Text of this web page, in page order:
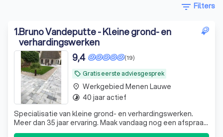
filter_list Filters
1.Bruno Vandeputte - Kleine grond- en
verhardingswerken
local_offer Gratis eerste adviesgesprek
(19)
9,4
Specialisatie van kleine grond- en verhardingswerken.
Meer dan 35 jaar ervaring. Maak vandaag nog een afspraak
en wij komen zo vlug mogelijk eens langs. Bel 0496/87 11
place Werkgebied Menen Lauwe
timelapse 40 jaar actief